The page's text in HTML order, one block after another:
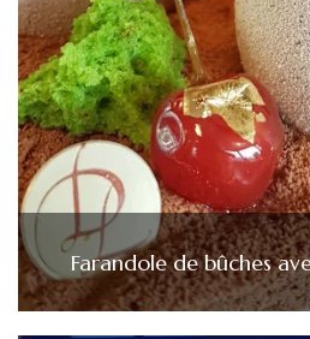
Farandole de bûches